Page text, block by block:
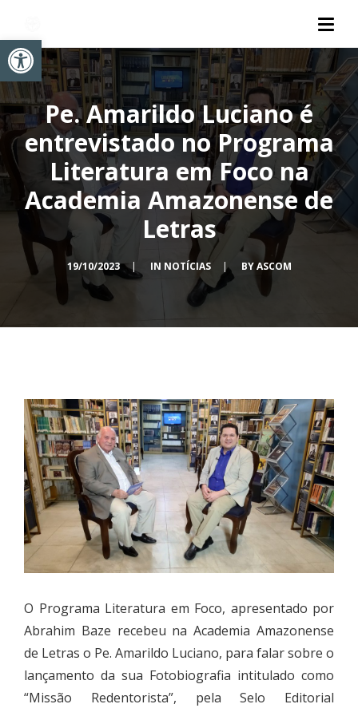
Abrir a barra de ferramentas
Pe. Amarildo Luciano é
entrevistado no Programa
Literatura em Foco na
Academia Amazonense de
Letras
19/10/2023 | IN NOTÍCIAS | BYASCOM
O Programa Literatura em Foco, apresentado por
Abrahim Baze recebeu na Academia Amazonense
de Letras o Pe. Amarildo Luciano, para falar sobre o
lançamento da sua Fotobiografia intitulado como
“Missão Redentorista”, pela Selo Editorial